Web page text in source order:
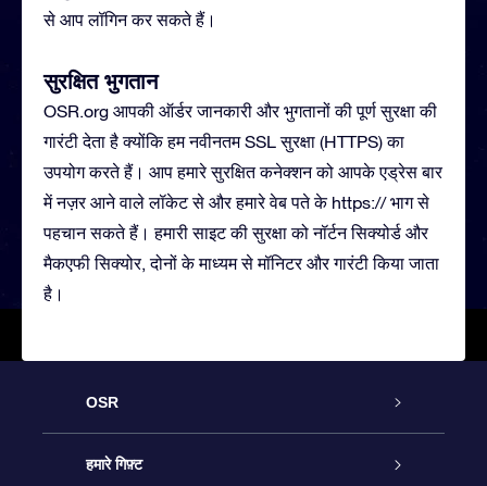
से आप लॉगिन कर सकते हैं।
सुरक्षित भुगतान
OSR.org आपकी ऑर्डर जानकारी और भुगतानों की पूर्ण सुरक्षा की
गारंटी देता है क्योंकि हम नवीनतम SSL सुरक्षा (HTTPS) का
उपयोग करते हैं। आप हमारे सुरक्षित कनेक्शन को आपके एड्रेस बार
में नज़र आने वाले लॉकेट से और हमारे वेब पते के https:// भाग से
पहचान सकते हैं। हमारी साइट की सुरक्षा को नॉर्टन सिक्योर्ड और
मैकएफी सिक्योर, दोनों के माध्यम से मॉनिटर और गारंटी किया जाता
है।
OSR
ग्राहक सेवा
हमारे गिफ़्ट